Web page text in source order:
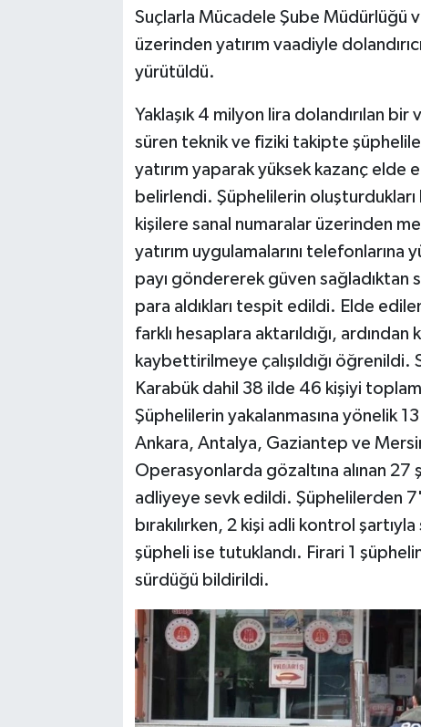
Suçlarla Mücadele Şube Müdürlüğü
üzerinden yatırım vaadiyle
yürütüldü.
Yaklaşık 4 milyon lira dolandırılan
süren teknik ve fiziki takipte
yatırım yaparak yüksek kazanç elde
belirlendi. Şüphelilerin oluşturdukları
kişilere sanal numaralar üzerinden
yatırım uygulamalarını
payı göndererek güven sağladıktan
para aldıkları tespit edildi. Elde
farklı hesaplara aktarıldığı,
kaybettirilmeye çalışıldığı
Karabük dahil 38 ilde 46 kişiyi
Şüphelilerin yakalanmasına yönelik
Ankara, Antalya, Gaziantep ve
Operasyonlarda gözaltına alınan
adliyeye sevk edildi. Şüphelilerden
bırakılırken, 2 kişi adli kontrol
şüpheli ise tutuklandı. Firari 1
sürdüğü bildirildi.